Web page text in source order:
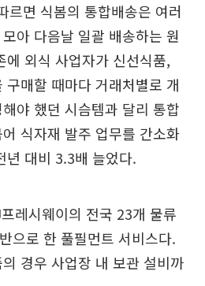
르면 식봄의 통합배송은 여러
아 다음날 일괄 배송하는 원
에 외식 사업자가 신선식품,
매할 때마다 거래처별로 개
야 했던 시슴템과 달리 통합
식자재 발주 업무를 간소화
년 대비 3.3배 늘었다.
레시웨이의 전국 23개 물류
으로 한 풀필먼트 서비스다.
경우 사업장 내 보관 설비까